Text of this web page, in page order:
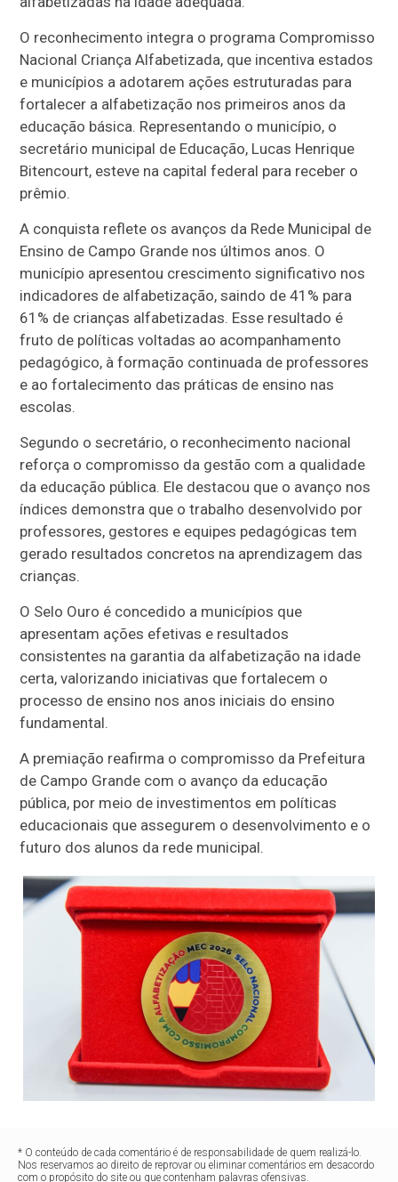
O reconhecimento integra o programa Compromisso
Nacional Criança Alfabetizada, que incentiva estados
e municípios a adotarem ações estruturadas para
fortalecer a alfabetização nos primeiros anos da
educação básica. Representando o município, o
secretário municipal de Educação, Lucas Henrique
Bitencourt, esteve na capital federal para receber o
prêmio.
A conquista reflete os avanços da Rede Municipal de
Ensino de Campo Grande nos últimos anos. O
município apresentou crescimento significativo nos
indicadores de alfabetização, saindo de 41% para
61% de crianças alfabetizadas. Esse resultado é
fruto de políticas voltadas ao acompanhamento
pedagógico, à formação continuada de professores
e ao fortalecimento das práticas de ensino nas
escolas.
Segundo o secretário, o reconhecimento nacional
reforça o compromisso da gestão com a qualidade
da educação pública. Ele destacou que o avanço nos
índices demonstra que o trabalho desenvolvido por
professores, gestores e equipes pedagógicas tem
gerado resultados concretos na aprendizagem das
crianças.
O Selo Ouro é concedido a municípios que
apresentam ações efetivas e resultados
consistentes na garantia da alfabetização na idade
certa, valorizando iniciativas que fortalecem o
processo de ensino nos anos iniciais do ensino
fundamental.
A premiação reafirma o compromisso da Prefeitura
de Campo Grande com o avanço da educação
pública, por meio de investimentos em políticas
educacionais que assegurem o desenvolvimento e o
futuro dos alunos da rede municipal.
* O conteúdo de cada comentário é de responsabilidade de quem realizá-lo.
Nos reservamos ao direito de reprovar ou eliminar comentários em desacordo
com o propósito do site ou que contenham palavras ofensivas.